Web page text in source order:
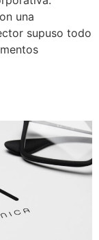
una
supuso todo